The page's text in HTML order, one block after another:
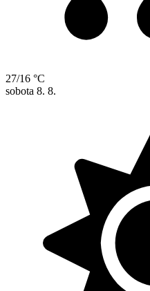
27/16 °C
sobota 8. 8.